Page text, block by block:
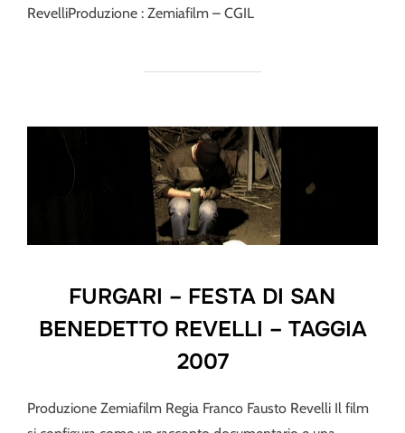
RevelliProduzione : Zemiafilm – CGIL
FURGARI – FESTA DI SAN
BENEDETTO REVELLI – TAGGIA
2007
Produzione Zemiafilm Regia Franco Fausto Revelli Il film